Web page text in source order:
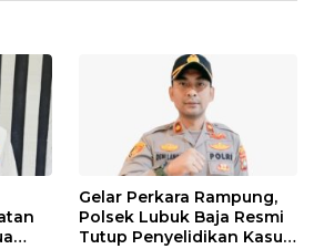
Gelar Perkara Rampung,
Polsek Lubuk Baja Resmi
Tutup Penyelidikan Kasus